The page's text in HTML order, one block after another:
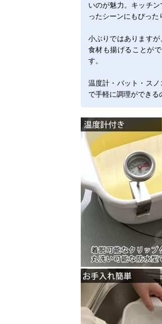
いのが魅力。キッチン
ったシーンにもぴった
小ぶりではあります
食材も揚げることがで
す。
温度計・バット・ス
で手軽に調理ができる